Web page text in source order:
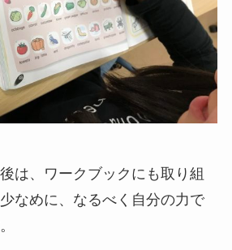
は、ワークブックにも取り組
なめに、なるべく自分の力で